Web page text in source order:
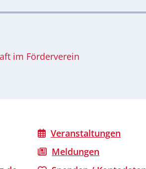
im Förderverein
Veranstaltungen
Meldungen